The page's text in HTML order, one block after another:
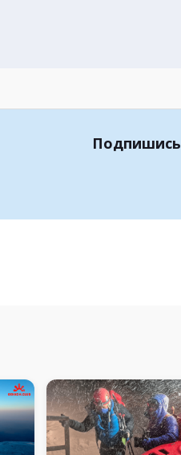
Подпишись